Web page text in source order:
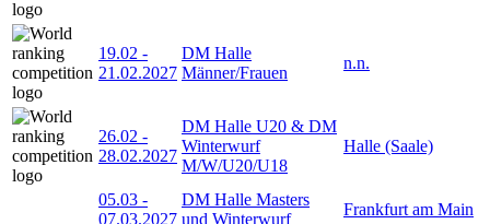
19.02 -
21.02.2027
DM Halle
Männer/Frauen
n.n.
26.02 -
28.02.2027
DM Halle U20 & DM
Winterwurf
M/W/U20/U18
Halle (Saale)
05.03 -
07.03.2027
DM Halle Masters
und Winterwurf
Frankfurt am Main